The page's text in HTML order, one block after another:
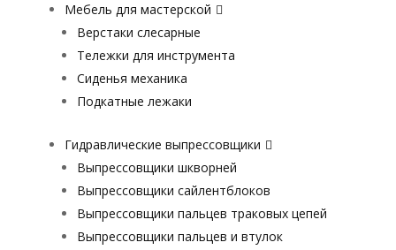
Мебель для мастерской
Верстаки слесарные
Тележки для инструмента
Сиденья механика
Подкатные лежаки
Гидравлические выпрессовщики
Выпрессовщики шкворней
Выпрессовщики сайлентблоков
Выпрессовщики пальцев траковых цепей
Выпрессовщики пальцев и втулок